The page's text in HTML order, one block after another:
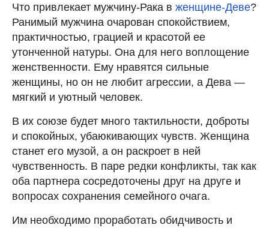
Что привлекает мужчину-Рака в женщине-Деве?
Ранимый мужчина очарован спокойствием,
практичностью, грацией и красотой ее
утонченной натуры. Она для него воплощение
женственности. Ему нравятся сильные
женщины, но он не любит агрессии, а Дева —
мягкий и уютный человек.
В их союзе будет много тактильности, доброты
и спокойных, убаюкивающих чувств. Женщина
станет его музой, а он раскроет в ней
чувственность. В паре редки конфликты, так как
оба партнера сосредоточены друг на друге и
вопросах сохранения семейного очага.
Им необходимо проработать обидчивость и